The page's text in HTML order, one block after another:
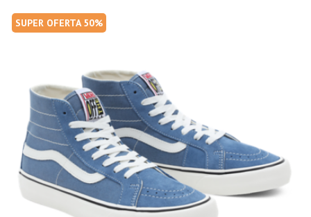
SUPER OFERTA 50%